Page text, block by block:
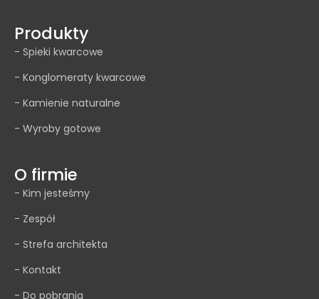
Produkty
- Spieki kwarcowe
- Konglomeraty kwarcowe
- Kamienie naturalne
- Wyroby gotowe
O firmie
- Kim jesteśmy
- Zespół
- Strefa architekta
- Kontakt
- Do pobrania